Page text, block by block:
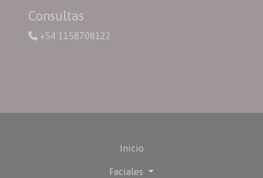
Consultas
+54 1158708122
Inicio
Faciales